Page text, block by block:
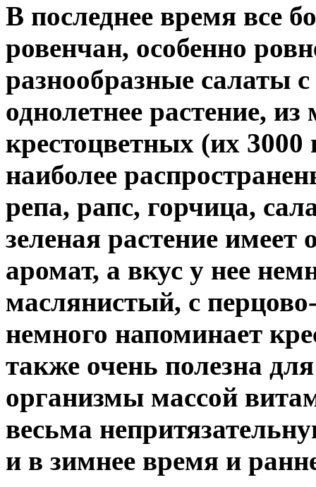
В последнее время все
ровенчан, особенно
разнообразные салаты
однолетнее растение,
крестоцветных (их 3000
наиболее
репа, рапс, горчица,
зеленая растение
аромат, а вкус у нее
маслянистый, с
немного напоминает
также очень полезна
организмы массой
весьма
и в зимнее время и